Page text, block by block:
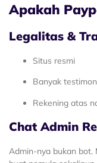
Apakah
Legalitas &
Situs resmi
Banyak
Rekening atas
Chat Admin
Admin-nya bukan bot.